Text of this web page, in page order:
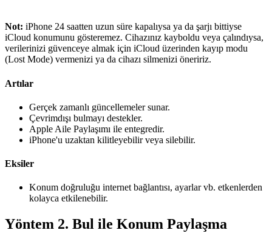
Not: iPhone 24 saatten uzun süre kapalıysa ya da şarjı bittiyse
iCloud konumunu gösteremez. Cihazınız kayboldu veya çalındıysa,
verilerinizi güvenceye almak için iCloud üzerinden kayıp modu
(Lost Mode) vermenizi ya da cihazı silmenizi öneririz.
Artılar
Gerçek zamanlı güncellemeler sunar.
Çevrimdışı bulmayı destekler.
Apple Aile Paylaşımı ile entegredir.
iPhone'u uzaktan kilitleyebilir veya silebilir.
Eksiler
Konum doğruluğu internet bağlantısı, ayarlar vb. etkenlerden
kolayca etkilenebilir.
Yöntem 2. Bul ile Konum Paylaşma